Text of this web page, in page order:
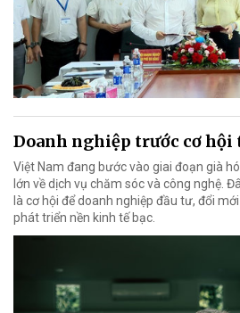
Doanh nghiệp trước cơ hội
Việt Nam đang bước vào giai đoạn già
lớn về dịch vụ chăm sóc và công nghệ.
là cơ hội để doanh nghiệp đầu tư, đổi
phát triển nền kinh tế bạc.